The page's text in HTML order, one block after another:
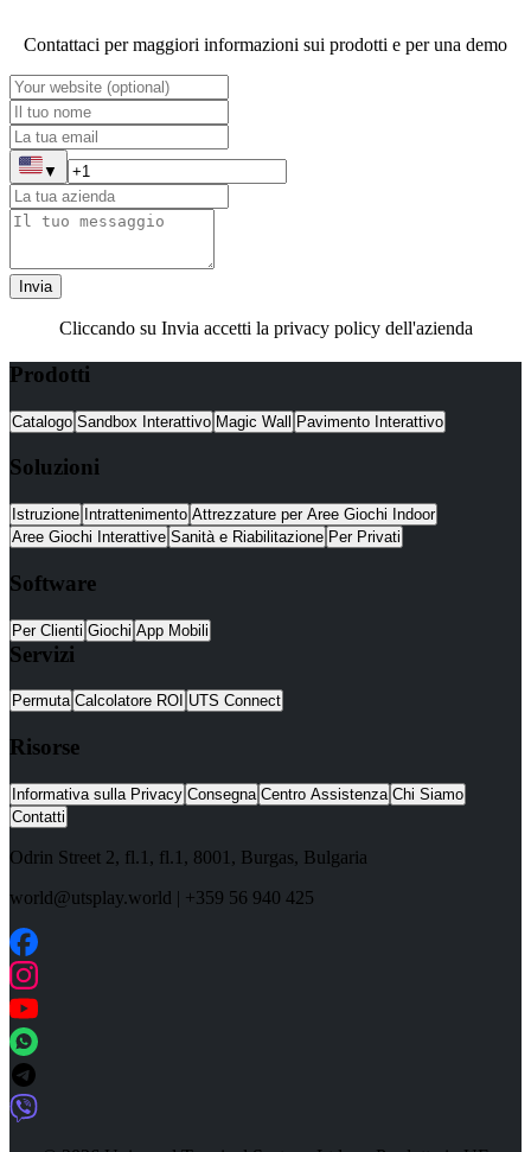
Contattaci per maggiori informazioni sui prodotti e per una demo
▼
Invia
Cliccando su Invia accetti la privacy policy dell'azienda
Prodotti
Catalogo Sandbox Interattivo Magic Wall Pavimento Interattivo
Soluzioni
Istruzione Intrattenimento Attrezzature per Aree Giochi Indoor
Aree Giochi Interattive Sanità e Riabilitazione Per Privati
Software
Per Clienti Giochi App Mobili
Servizi
Permuta Calcolatore ROI UTS Connect
Risorse
Informativa sulla Privacy Consegna Centro Assistenza Chi Siamo
Contatti
Odrin Street 2, fl.1 , fl.1, 8001 , Burgas, Bulgaria
world@utsplay.world | +359 56 940 425